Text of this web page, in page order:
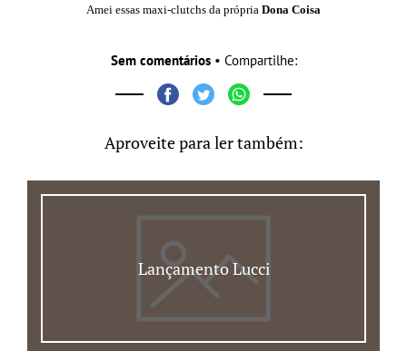
Amei essas maxi-clutchs da própria Dona Coisa
Sem comentários• Compartilhe:
Aproveite para ler também:
Lançamento Lucci